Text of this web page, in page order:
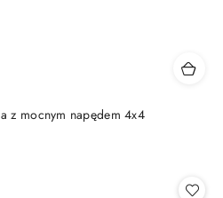
z mocnym napędem 4x4